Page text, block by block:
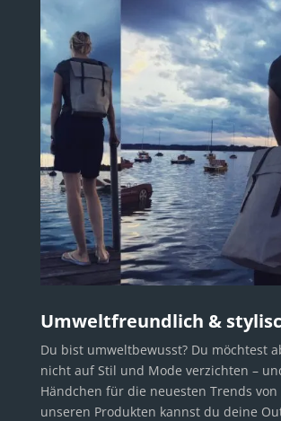
Umweltfreundlich &
Du bist umweltbewusst? Du möchtest
nicht auf Stil und Mode verzichten –
Händchen für die neuesten Trends
unseren Produkten kannst du deine